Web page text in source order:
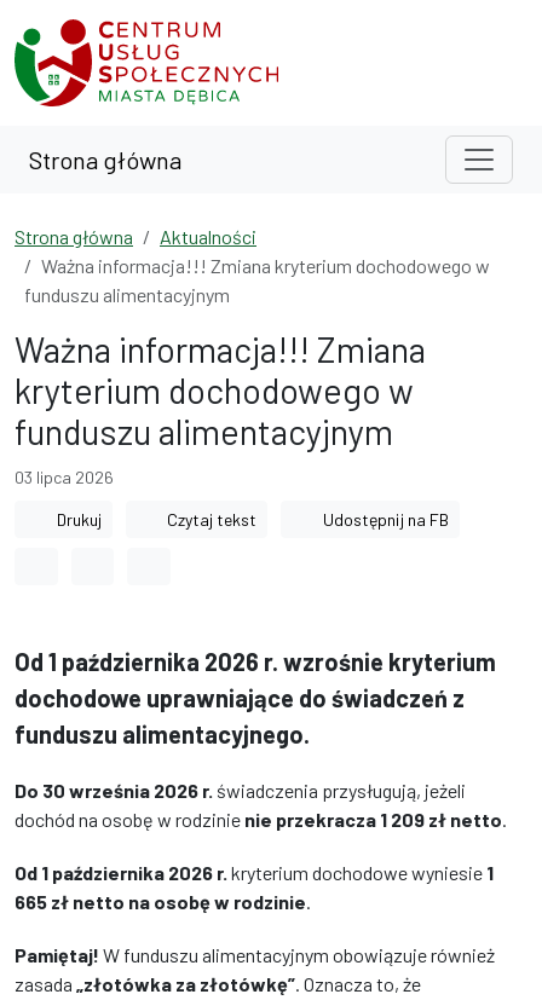
Przejdź do treści
Przejdź do wyszukiwarki
Strona główna
Strona główna
Aktualności
Ważna informacja!!! Zmiana kryterium dochodowego w
funduszu alimentacyjnym
Ważna informacja!!! Zmiana
kryterium dochodowego w
funduszu alimentacyjnym
03 lipca 2026
Drukuj Czytaj tekst Udostępnij na FB
Od 1 października 2026 r. wzrośnie kryterium
dochodowe uprawniające do świadczeń z
funduszu alimentacyjnego.
Do 30 września 2026 r. świadczenia przysługują, jeżeli
dochód na osobę w rodzinie nie przekracza 1 209 zł netto.
Od 1 października 2026 r. kryterium dochodowe wyniesie 1
665 zł netto na osobę w rodzinie.
Pamiętaj! W funduszu alimentacyjnym obowiązuje również
zasada „złotówka za złotówkę”. Oznacza to, że